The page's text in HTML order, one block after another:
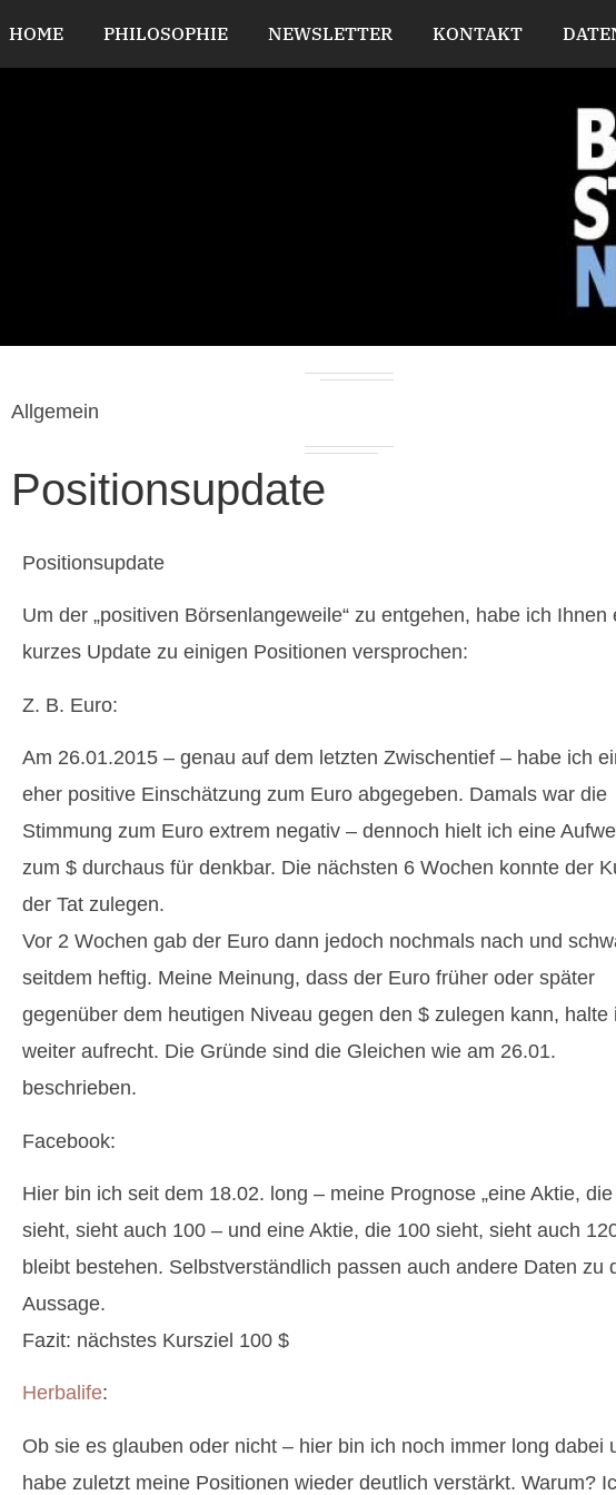
HOME PHILOSOPHIE NEWSLETTER KONTAKT
Allgemein
Positionsupdate
Positionsupdate
Um der „positiven Börsenlangeweile“ zu entgehen, habe ich Ihnen
kurzes Update zu einigen Positionen versprochen:
Z. B. Euro:
Am 26.01.2015 – genau auf dem letzten Zwischentief – habe ich
eher positive Einschätzung zum Euro abgegeben. Damals war die
Stimmung zum Euro extrem negativ – dennoch hielt ich eine
zum $ durchaus für denkbar. Die nächsten 6 Wochen konnte der
der Tat zulegen.
Vor 2 Wochen gab der Euro dann jedoch nochmals nach und
seitdem heftig. Meine Meinung, dass der Euro früher oder später
gegenüber dem heutigen Niveau gegen den $ zulegen kann, halte
weiter aufrecht. Die Gründe sind die Gleichen wie am 26.01.
beschrieben.
Facebook:
Hier bin ich seit dem 18.02. long – meine Prognose „eine Aktie,
sieht, sieht auch 100 – und eine Aktie, die 100 sieht, sieht auch
bleibt bestehen. Selbstverständlich passen auch andere Daten zu
Aussage.
Fazit: nächstes Kursziel 100 $
Herbalife:
Ob sie es glauben oder nicht – hier bin ich noch immer long dabei
habe zuletzt meine Positionen wieder deutlich verstärkt. Warum?